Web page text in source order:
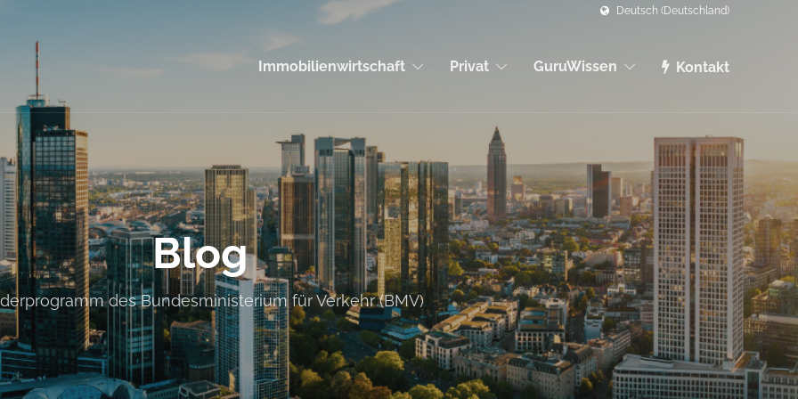
Deutsch (Deutschland)
Immobilienwirtschaft Privat GuruWissen Kontakt
Blog
des Bundesministerium für Verkehr (BMV)